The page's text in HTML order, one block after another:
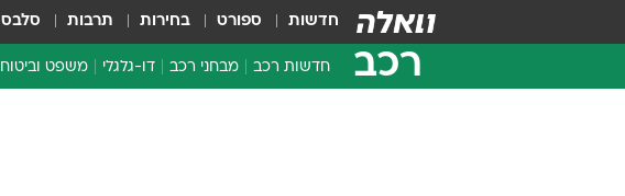
חדשות ספורט בחירות תרבות סלבס
רכב חדשות רכב מבחני רכב דו-גלגלי משפט וביטוח